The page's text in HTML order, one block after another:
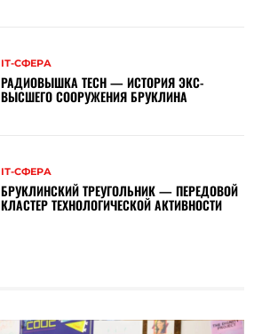
ІТ-СФЕРА
РАДИОВЫШКА TECH — ИСТОРИЯ ЭКС-
ВЫСШЕГО СООРУЖЕНИЯ БРУКЛИНА
ІТ-СФЕРА
БРУКЛИНСКИЙ ТРЕУГОЛЬНИК — ПЕРЕДОВОЙ
КЛАСТЕР ТЕХНОЛОГИЧЕСКОЙ АКТИВНОСТИ